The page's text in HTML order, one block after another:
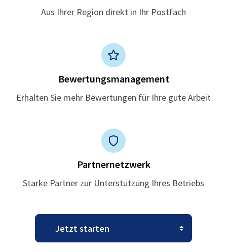
Aus Ihrer Region direkt in Ihr Postfach
Bewertungsmanagement
Erhalten Sie mehr Bewertungen für Ihre gute Arbeit
Partnernetzwerk
Starke Partner zur Unterstützung Ihres Betriebs